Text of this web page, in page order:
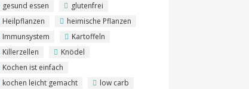
gesund essen
glutenfrei
Heilpflanzen
heimische Pflanzen
Immunsystem
Kartoffeln
Killerzellen
Knödel
Kochen ist einfach
kochen leicht gemacht
low carb